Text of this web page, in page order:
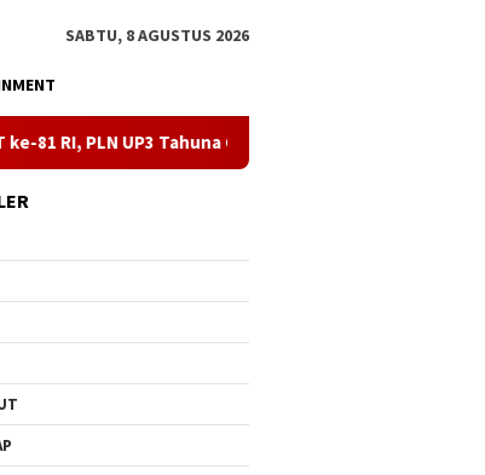
SABTU, 8 AGUSTUS 2026
Gelar Apel dan Inspeksi Peralatan Kepulauan